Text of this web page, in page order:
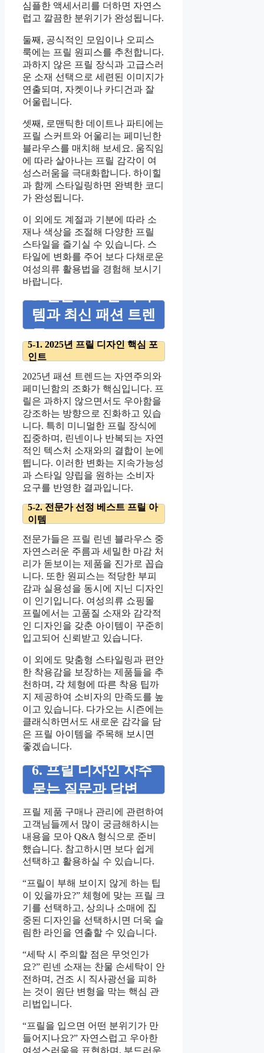
심플한 액세서리를 더하면 자연스
럽고 깔끔한 분위기가 완성됩니다.
둘째, 공식적인 모임이나 오피스
룩에는 프릴 원피스를 추천합니다.
과하지 않은 프릴 장식과 고급스러
운 소재 선택으로 세련된 이미지가
연출되며, 자켓이나 카디건과 잘
어울립니다.
셋째, 로맨틱한 데이트나 파티에는
프릴 스커트와 어울리는 페미닌한
블라우스를 매치해 보세요. 움직임
에 따라 살아나는 프릴 감각이 여
성스러움을 극대화합니다. 하이힐
과 함께 스타일링하면 완벽한 코디
가 완성됩니다.
이 외에도 계절과 기분에 따라 소
재나 색상을 조절해 다양한 프릴
스타일을 즐기실 수 있습니다. 스
타일에 변화를 주어 보다 다채로운
여성의류 활용법을 경험해 보시기
바랍니다.
템과 최신 패션 트렌
드
5-1. 2025년 프릴 디자인 핵심 포
인트
2025년 패션 트렌드는 자연주의와
페미닌함의 조화가 핵심입니다. 프
릴은 과하지 않으면서도 우아함을
강조하는 방향으로 진화하고 있습
니다. 특히 미니멀한 프릴 장식에
집중하며, 린넨이나 반복되는 자연
적인 텍스처 소재와의 결합이 눈에
띕니다. 이러한 변화는 지속가능성
과 스타일 양립을 원하는 소비자
요구를 반영한 결과입니다.
5-2. 전문가 선정 베스트 프릴 아
이템
전문가들은 프릴 린넨 블라우스 중
자연스러운 주름과 세밀한 마감 처
리가 돋보이는 제품을 진가로 꼽습
니다. 또한 원피스는 적당한 부피
감과 실용성을 동시에 지닌 디자인
이 인기입니다. 여성의류 쇼핑몰
프릴에서는 고품질 소재와 감각적
인 디자인을 갖춘 아이템이 꾸준히
입고되어 신뢰받고 있습니다.
이 외에도 맞춤형 스타일링과 편안
한 착용감을 보장하는 제품들을 추
천하며, 각 체형에 따른 착용 팁까
지 제공하여 소비자의 만족도를 높
이고 있습니다. 다가오는 시즌에는
클래식하면서도 새로운 감각을 담
은 프릴 아이템을 주목해 보시면
좋겠습니다.
6. 프릴 디자인 자주
묻는 질문과 답변
프릴 제품 구매나 관리에 관련하여
고객님들께서 많이 궁금해하시는
내용을 모아 Q&A 형식으로 준비
했습니다. 참고하시면 보다 쉽게
선택하고 활용하실 수 있습니다.
“프릴이 부해 보이지 않게 하는 팁
이 있을까요?” 체형에 맞는 프릴 크
기를 선택하고, 상의나 소매에 집
중된 디자인을 선택하시면 더욱 슬
림한 라인을 연출할 수 있습니다.
“세탁 시 주의할 점은 무엇인가
요?” 린넨 소재는 찬물 손세탁이 안
전하며, 건조 시 직사광선을 피하
는 것이 원단 변형을 막는 핵심 관
리법입니다.
“프릴을 입으면 어떤 분위기가 만
들어지나요?” 자연스럽고 우아한
여성스러움을 표현하며, 부드러운